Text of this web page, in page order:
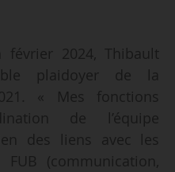
2024, Thibault
plaidoyer de la
« Mes fonctions
de l’équipe
des liens avec les
(communication,